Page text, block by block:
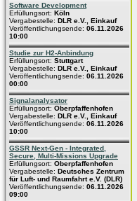
Software Development
Erfüllungsort: Köln
Vergabestelle: DLR e.V., Einkauf
Veröffentlichungsende: 06.11.2026
10:00
Studie zur H2-Anbindung
Erfüllungsort: Stuttgart
Vergabestelle: DLR e.V., Einkauf
Veröffentlichungsende: 06.11.2026
00:00
Signalanalysator
Erfüllungsort: Oberpfaffenhofen
Vergabestelle: DLR e.V., Einkauf
Veröffentlichungsende: 06.11.2026
10:00
GSSR Next-Gen - Integrated,
Secure, Multi-Missions Upgrade
Erfüllungsort: Oberpfaffenhofen
Vergabestelle: Deutsches Zentrum
für Luft- und Raumfahrt e.V. (DLR)
Veröffentlichungsende: 06.11.2026
09:00